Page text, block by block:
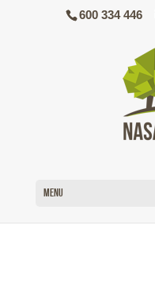
600 334 446
menu